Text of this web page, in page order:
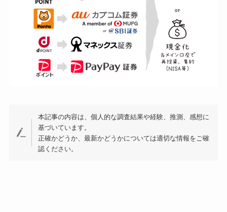
本記事の内容は、個人的な調査結果や経験、推測、感想に
基づいています。
正確かどうか、最新かどうかについては適切な情報をご確
認ください。